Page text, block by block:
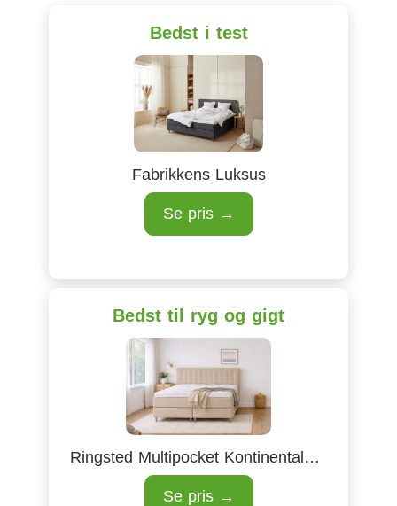
Bedst i test
Fabrikkens Luksus
Se pris →
Bedst til ryg og gigt
Ringsted Multipocket Kontinentalseng
Se pris →